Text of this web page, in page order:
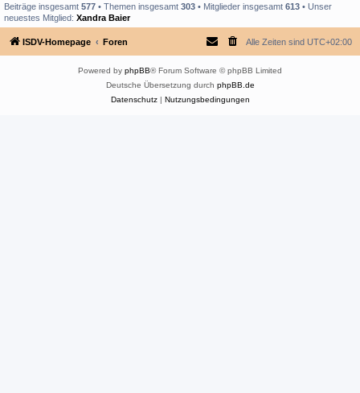
Beiträge insgesamt 577 • Themen insgesamt 303 • Mitglieder insgesamt 613 • Unser
neuestes Mitglied: Xandra Baier
ISDV-Homepage Foren Alle Zeiten sind UTC+02:00
Powered by phpBB® Forum Software © phpBB Limited
Deutsche Übersetzung durch phpBB.de
Datenschutz| Nutzungsbedingungen